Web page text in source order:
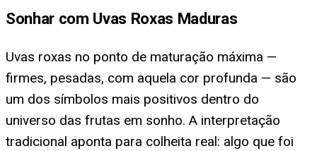
Sonhar com Uvas Roxas Maduras
Uvas roxas no ponto de maturação máxima —
firmes, pesadas, com aquela cor profunda — são
um dos símbolos mais positivos dentro do
universo das frutas em sonho. A interpretação
tradicional aponta para colheita real: algo que foi